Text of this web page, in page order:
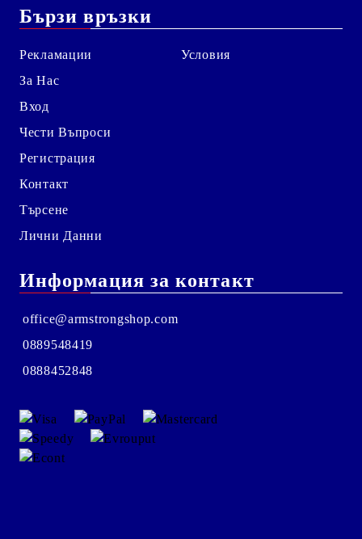
Бързи връзки
Рекламации
За Нас
Вход
Чести Въпроси
Регистрация
Контакт
Търсене
Лични Данни
Условия
Информация за контакт
office@armstrongshop.com
0889548419
0888452848